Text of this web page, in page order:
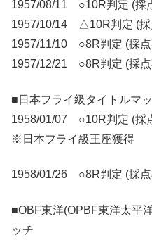
1957/08/11 ○10R判定 (採
1957/10/14 △10R判定 (
1957/11/10 ○8R判定 (採
1957/12/21 ○8R判定 (採
■日本フライ級タイトルマ
1958/01/07 ○10R判定 (採
※日本フライ級王座獲得
1958/01/26 ○8R判定 (採
■OBF東洋(OPBF東洋太平
ッチ